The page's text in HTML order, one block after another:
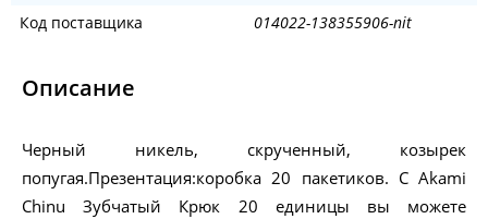
Код поставщика
014022-138355906-nit
Описание
Черный никель, скрученный, козырек
попугая.Презентация:коробка 20 пакетиков. С Akami
Chinu Зубчатый Крюк 20 единицы вы можете